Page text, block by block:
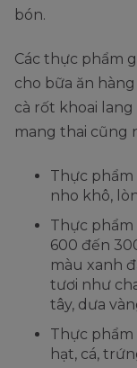
bón.
Các thực phẩm
cho bữa ăn
cà rốt khoai lang
mang thai cũng
Thực phẩm
nho khô,
Thực phẩm
600 đến
màu xanh
tươi như
tây, dưa
Thực phẩm
hạt, cá,